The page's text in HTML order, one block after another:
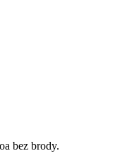
bez brody.